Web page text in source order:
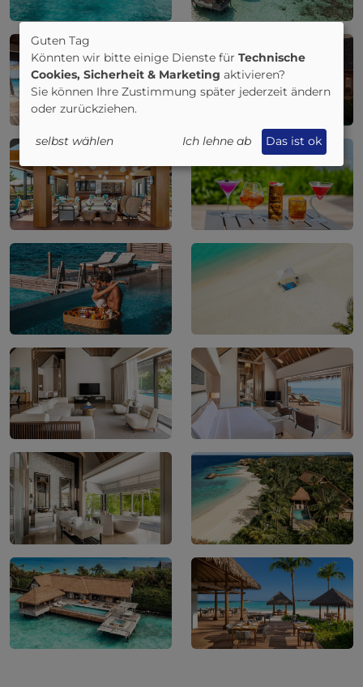
Guten Tag
Könnten wir bitte einige Dienste für Technische
Cookies, Sicherheit & Marketing aktivieren?
Sie können Ihre Zustimmung später jederzeit ändern
oder zurückziehen.
selbst wählen Ich lehne ab Das ist ok